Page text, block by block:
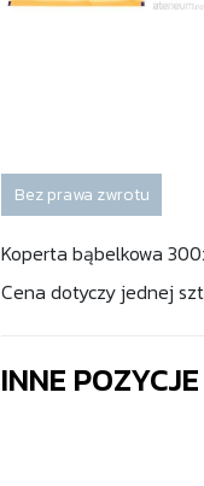
Bez prawa zwrotu
Koperta bąbelkowa
Cena dotyczy jednej
INNE